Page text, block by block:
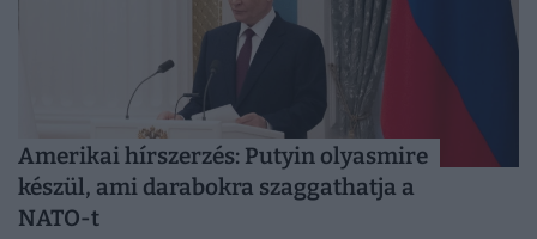
Amerikai hírszerzés: Putyin olyasmire
készül, ami darabokra szaggathatja a
NATO-t